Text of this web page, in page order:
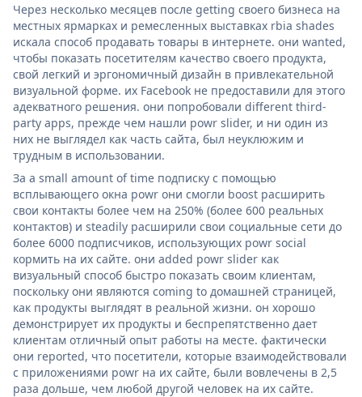
Через несколько месяцев после getting своего бизнеса на
местных ярмарках и ремесленных выставках rbia shades
искала способ продавать товары в интернете. они wanted,
чтобы показать посетителям качество своего продукта,
свой легкий и эргономичный дизайн в привлекательной
визуальной форме. их Facebook не предоставили для этого
адекватного решения. они попробовали different third-
party apps, прежде чем нашли powr slider, и ни один из
них не выглядел как часть сайта, был неуклюжим и
трудным в использовании.
За a small amount of time подписку с помощью
всплывающего окна powr они смогли boost расширить
свои контакты более чем на 250% (более 600 реальных
контактов) и steadily расширили свои социальные сети до
более 6000 подписчиков, использующих powr social
кормить на их сайте. они added powr slider как
визуальный способ быстро показать своим клиентам,
поскольку они являются coming to домашней страницей,
как продукты выглядят в реальной жизни. он хорошо
демонстрирует их продукты и беспрепятственно дает
клиентам отличный опыт работы на месте. фактически
они reported, что посетители, которые взаимодействовали
с приложениями powr на их сайте, были вовлечены в 2,5
раза дольше, чем любой другой человек на их сайте.